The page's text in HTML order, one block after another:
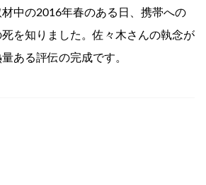
中の2016年春のある日、携帯への
を知りました。佐々木さんの執念が
ある評伝の完成です。